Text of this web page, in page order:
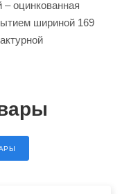
оцинкованная
шириной 169